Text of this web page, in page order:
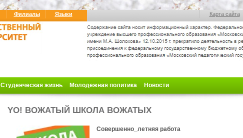
Филиалы Языки Карта сайта
Студенческая жизнь Молодежная политика Новости
YO! ВОЖАТЫЙ ШКОЛА ВОЖАТЫХ
Совершенно_летняя работа